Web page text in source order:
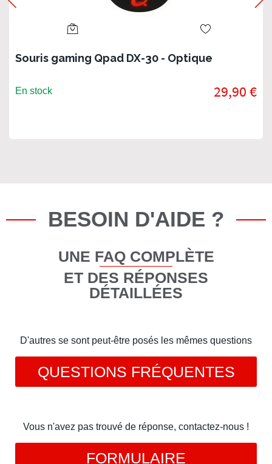
Souris gaming Qpad DX-30 - Optique
En stock 29,90 €
BESOIN D'AIDE ?
UNE FAQ COMPLÈTE
ET DES RÉPONSES
DÉTAILLÉES
D'autres se sont peut-être posés les mêmes questions
QUESTIONS FRÉQUENTES
Vous n'avez pas trouvé de réponse, contactez-nous !
FORMULAIRE